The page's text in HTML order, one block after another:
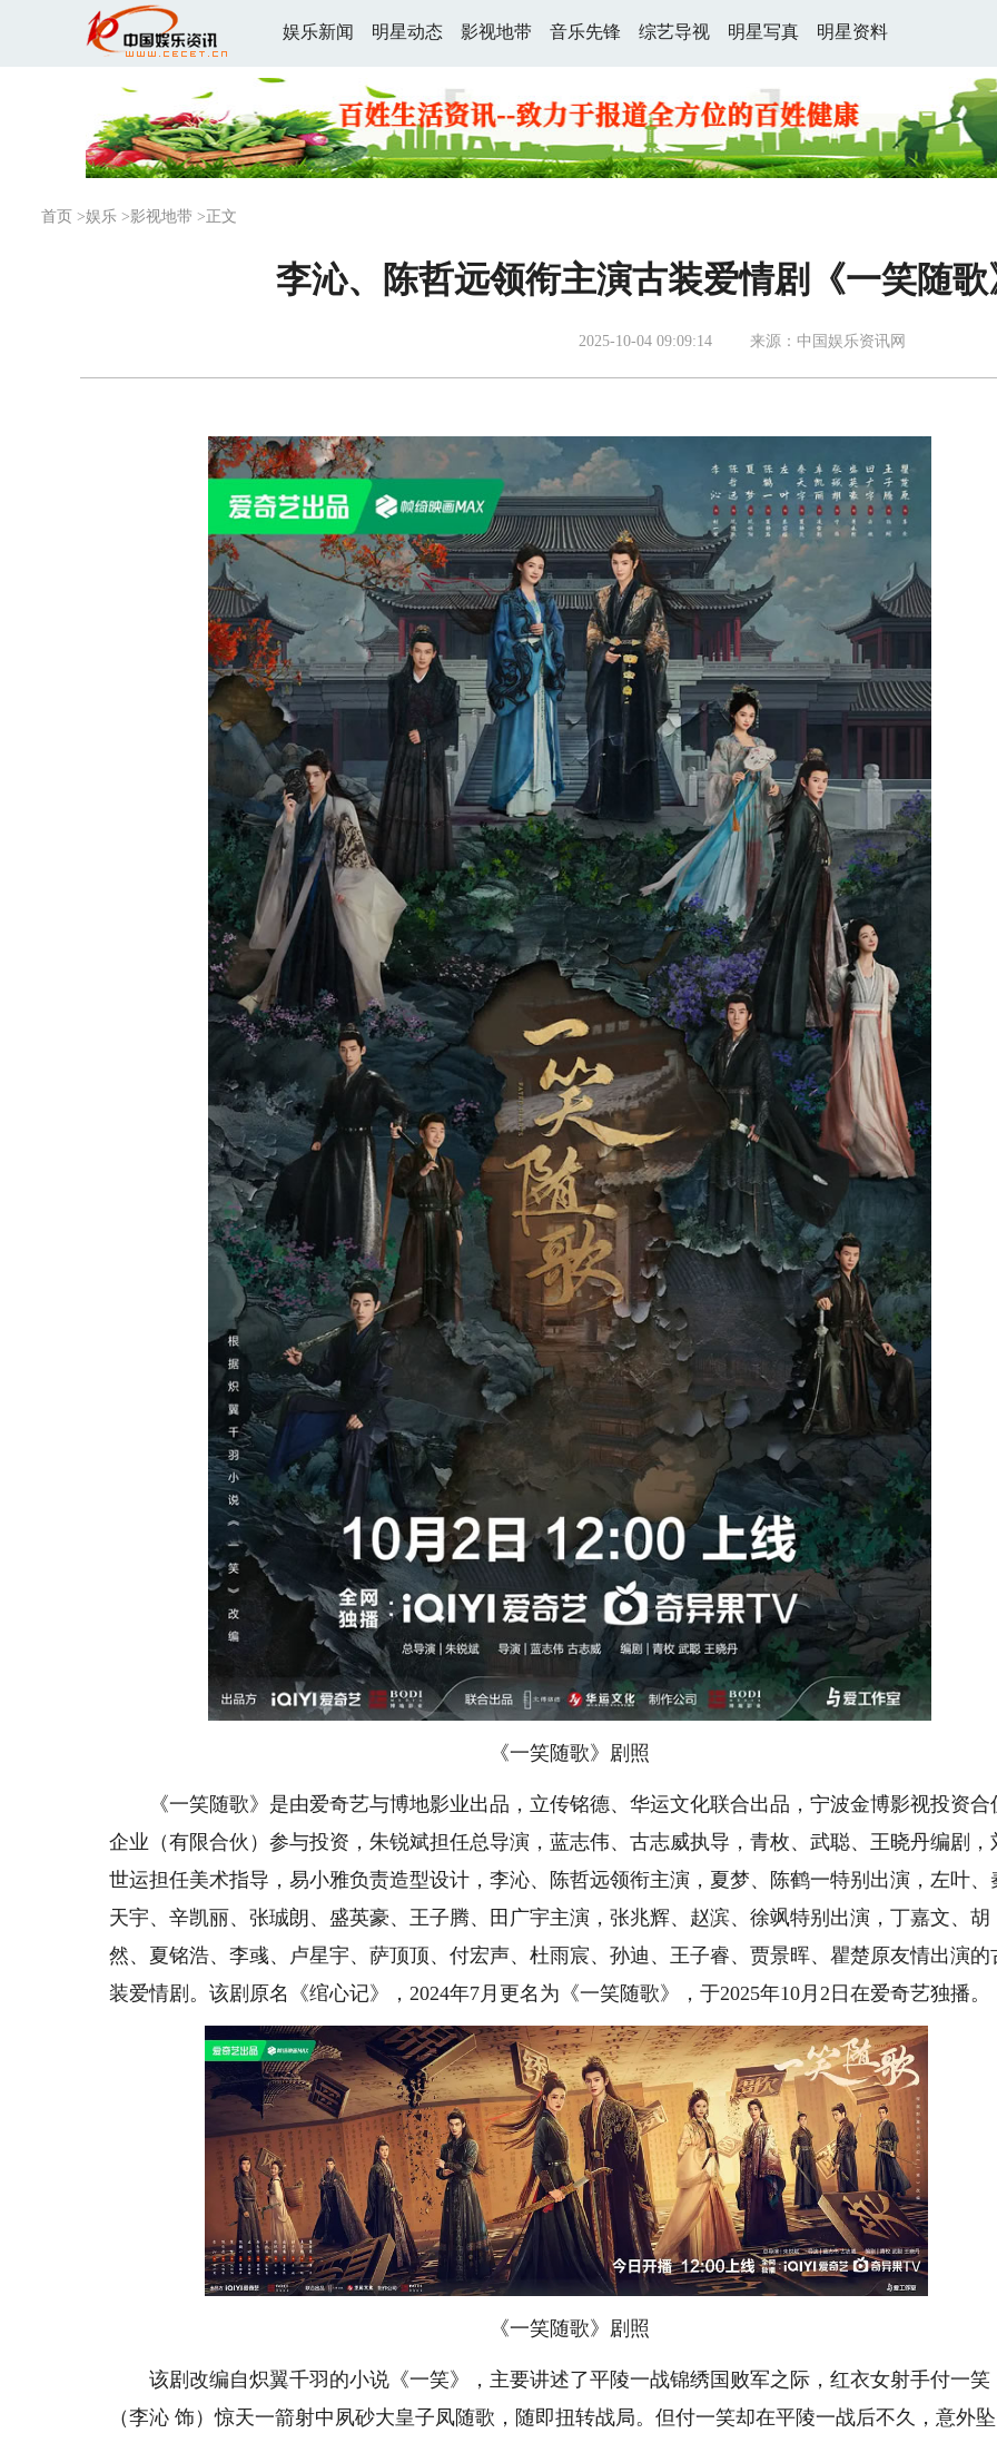
娱乐新闻 明星动态 影视地带 音乐先锋 综艺导视 明星写真 明星资料
首页 >娱乐 >影视地带 >正文
李沁、陈哲远领衔主演古装爱情剧《一笑随歌
2025-10-04 09:09:14 来源：中国娱乐资讯网
《一笑随歌》剧照
《一笑随歌》是由爱奇艺与博地影业出品，立传铭德、华运文化联合出品，宁波金博影视投资合
企业（有限合伙）参与投资，朱锐斌担任总导演，蓝志伟、古志威执导，青枚、武聪、王晓丹编剧，
世运担任美术指导，易小雅负责造型设计，李沁、陈哲远领衔主演，夏梦、陈鹤一特别出演，左叶、
天宇、辛凯丽、张珹朗、盛英豪、王子腾、田广宇主演，张兆辉、赵滨、徐飒特别出演，丁嘉文、胡
然、夏铭浩、李彧、卢星宇、萨顶顶、付宏声、杜雨宸、孙迪、王子睿、贾景晖、瞿楚原友情出演的
装爱情剧。该剧原名《绾心记》，2024年7月更名为《一笑随歌》，于2025年10月2日在爱奇艺独播。
《一笑随歌》剧照
该剧改编自炽翼千羽的小说《一笑》，主要讲述了平陵一战锦绣国败军之际，红衣女射手付一笑
（李沁 饰）惊天一箭射中夙砂大皇子凤随歌，随即扭转战局。但付一笑却在平陵一战后不久，意外坠